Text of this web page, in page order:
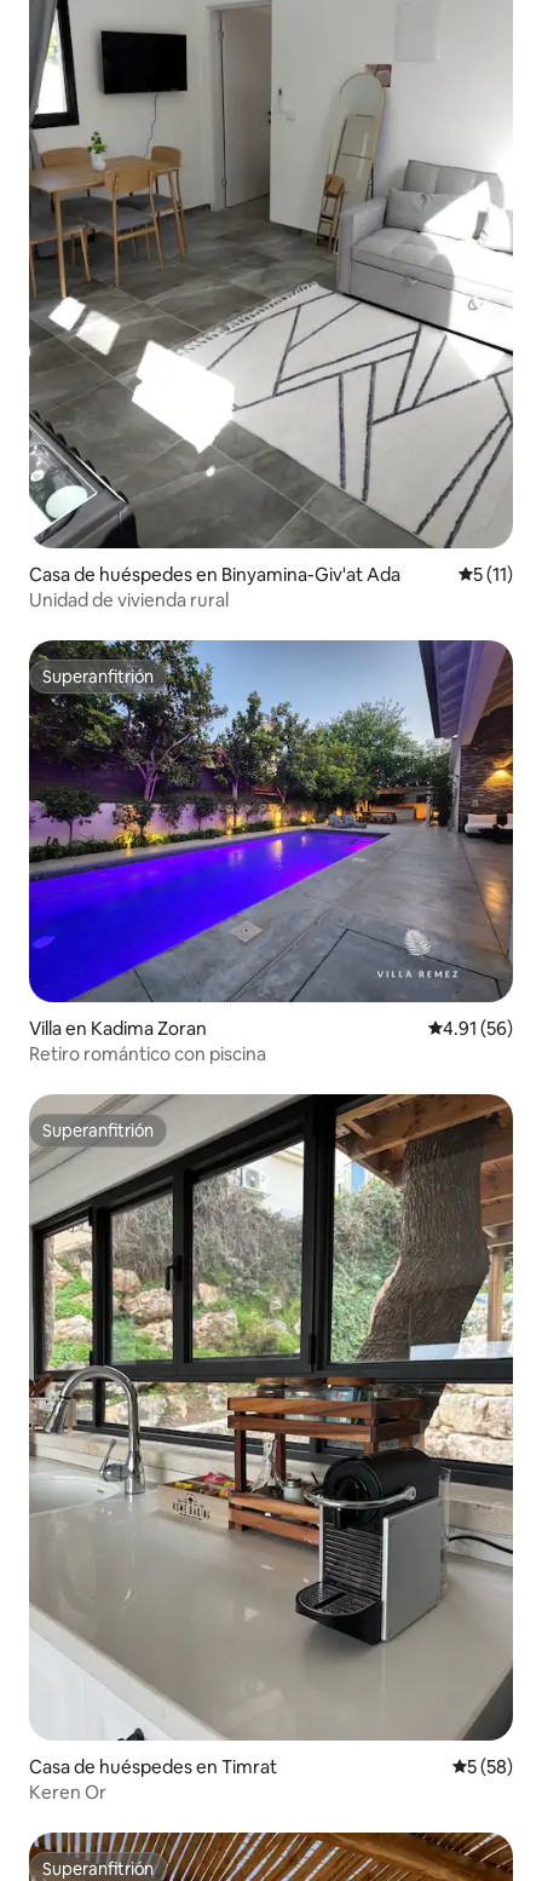
Casa de huéspedes en Binyamina-Giv'at Ada
5 (11)
Unidad de vivienda rural
Superanfitrión
Superanfitrión
Villa en Kadima Zoran Calificación
4.91 (56)
Retiro romántico con piscina
Superanfitrión
Superanfitrión
Casa de huéspedes en Timrat
5 (58)
Keren Or
Superanfitrión